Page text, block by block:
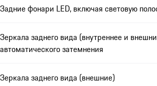
Задние фонари LED, включая световую
Зеркала заднего вида (внутреннее и
автоматического затемнения
Зеркала заднего вида (внешние)